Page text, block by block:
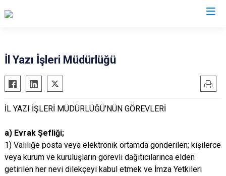
İl Yazı İşleri Müdürlüğü
İL YAZI İŞLERİ MÜDÜRLÜĞÜ'NÜN GÖREVLERİ
a) Evrak Şefliği;
1) Valiliğe posta veya elektronik ortamda gönderilen; kişilerce
veya kurum ve kuruluşların görevli dağıtıcılarınca elden
getirilen her nevi dilekçeyi kabul etmek ve İmza Yetkileri